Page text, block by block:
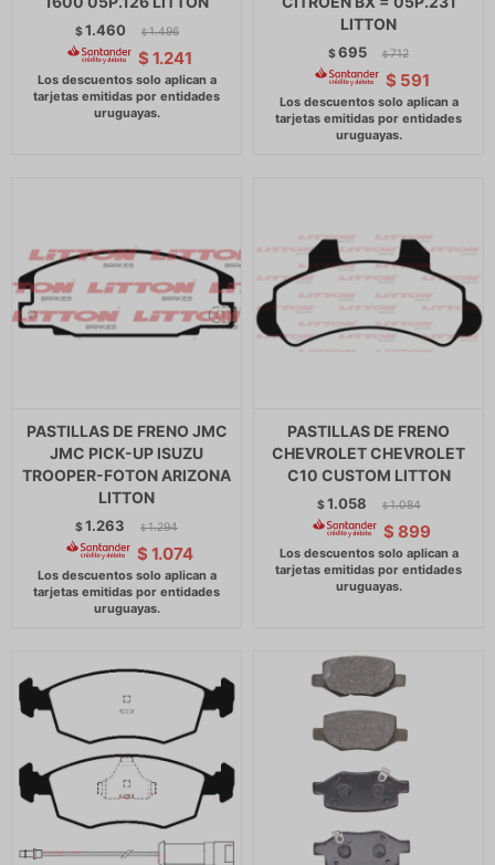
$1.460 $ 1.496
$ 1.241
LITTON
$695 $ 712
$ 591
PASTILLAS DE FRENO JMC
JMC PICK-UP ISUZU
TROOPER-FOTON ARIZONA
LITTON
$1.263 $ 1.294
$ 1.074
PASTILLAS DE FRENO
CHEVROLET CHEVROLET
C10 CUSTOM LITTON
$1.058 $ 1.084
$ 899